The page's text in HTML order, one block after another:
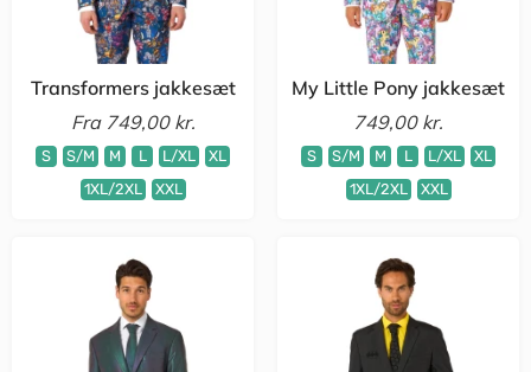
Transformers jakkesæt
Fra749,00 kr.
S S/M M L L/XL
XL
1XL/2XL
XXL
My Little Pony jakkesæt
749,00 kr.
S S/M M L L/XL
XL
1XL/2XL
XXL